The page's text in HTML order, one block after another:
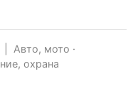
Авто, мото ·
охрана